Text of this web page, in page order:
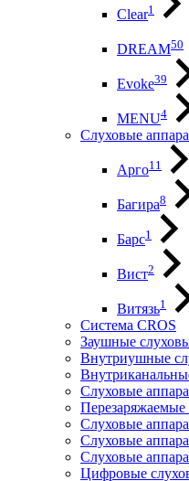
Clear1
DREAM50
Evoke39
MENU4
Слуховые
Арго11
Багира8
Барс1
Вист2
Витязь1
Система CROS
Заушные
Внутриушные
Слуховые
Слуховые
Слуховые
Слуховые
Цифровые